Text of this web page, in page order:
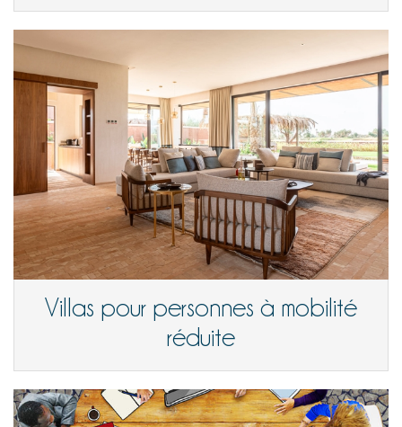
Villas pour personnes à mobilité
réduite